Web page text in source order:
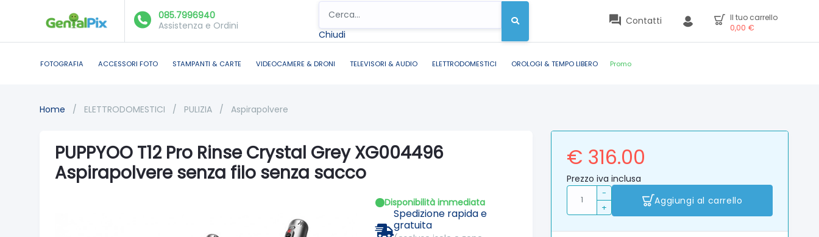
085.7996940
Assistenza e Ordini
Chiudi
Contatti
Il tuo carrello
0,00 €
FOTOGRAFIA ACCESSORI FOTO STAMPANTI & CARTE VIDEOCAMERE & DRONI TELEVISORI & AUDIO ELETTRODOMESTICI OROLOGI & TEMPO LIBERO Promo
Home / ELETTRODOMESTICI / PULIZIA / Aspirapolvere
PUPPYOO T12 Pro Rinse Crystal Grey XG004496
Aspirapolvere senza filo senza sacco
Disponibilità immediata
Spedizione rapida e
gratuita
€ 316.00
Prezzo iva inclusa
-
+
Aggiungi al carrello